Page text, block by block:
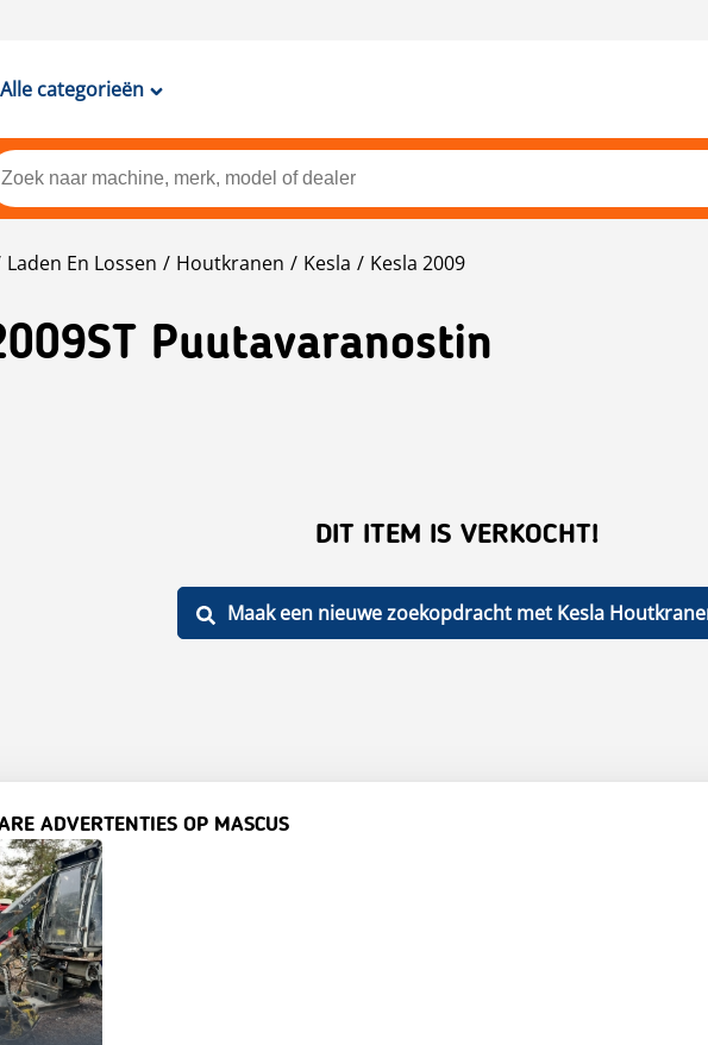
Alle categorieën
Laden En Lossen Houtkranen Kesla Kesla 2009
Puutavaranostin
DIT ITEM IS VERKOCHT!
Maak een nieuwe zoekopdracht met Kesla
ADVERTENTIES OP MASCUS